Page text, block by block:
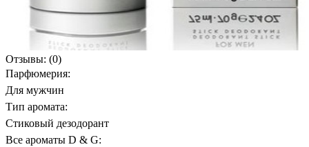
Отзывы: (0)
Парфюмерия:
Для мужчин
Тип аромата:
Стиковый дезодорант
Все ароматы D & G: